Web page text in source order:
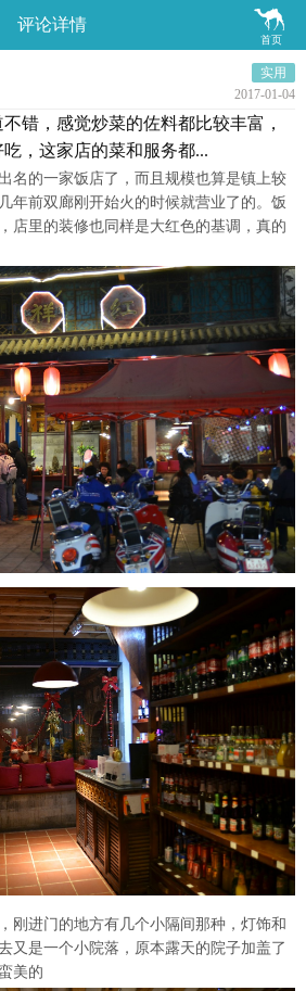

首页
评论详情
实用
2017-01-04
错，感觉炒菜的佐料都比较丰富，
，这家店的菜和服务都...
名的一家饭店了，而且规模也算是镇上较
年前双廊刚开始火的时候就营业了的。饭
店里的装修也同样是大红色的基调，真的
刚进门的地方有几个小隔间那种，灯饰和
又是一个小院落，原本露天的院子加盖了
美的